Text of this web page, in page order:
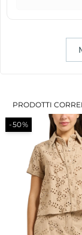
PRODOTTI
-50%